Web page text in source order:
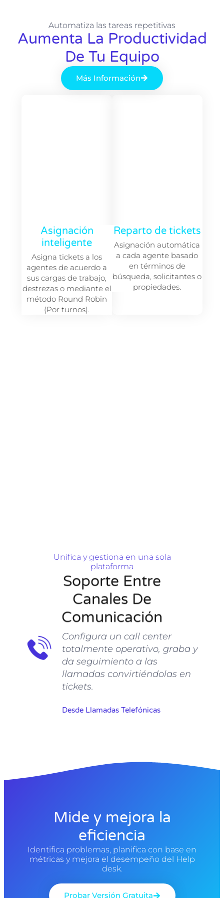
Asignación
inteligente
Asigna tickets a los
agentes de acuerdo a
sus cargas de trabajo,
destrezas o mediante el
método Round Robin
(Por turnos).
Reparto de tickets
Asignación automática
a cada agente basado
en términos de
búsqueda, solicitantes o
propiedades.
Automatiza las tareas repetitivas
Aumenta La Productividad
De Tu Equipo
Más Información
Unifica y gestiona en una sola
plataforma
Soporte Entre
Canales De
Comunicación
Configura un call center
totalmente operativo, graba y
da seguimiento a las
llamadas convirtiéndolas en
tickets.
Desde Llamadas Telefónicas
Mide y mejora la
eficiencia
Identifica problemas, planifica con base en
métricas y mejora el desempeño del Help
desk.
Probar Versión Gratuita